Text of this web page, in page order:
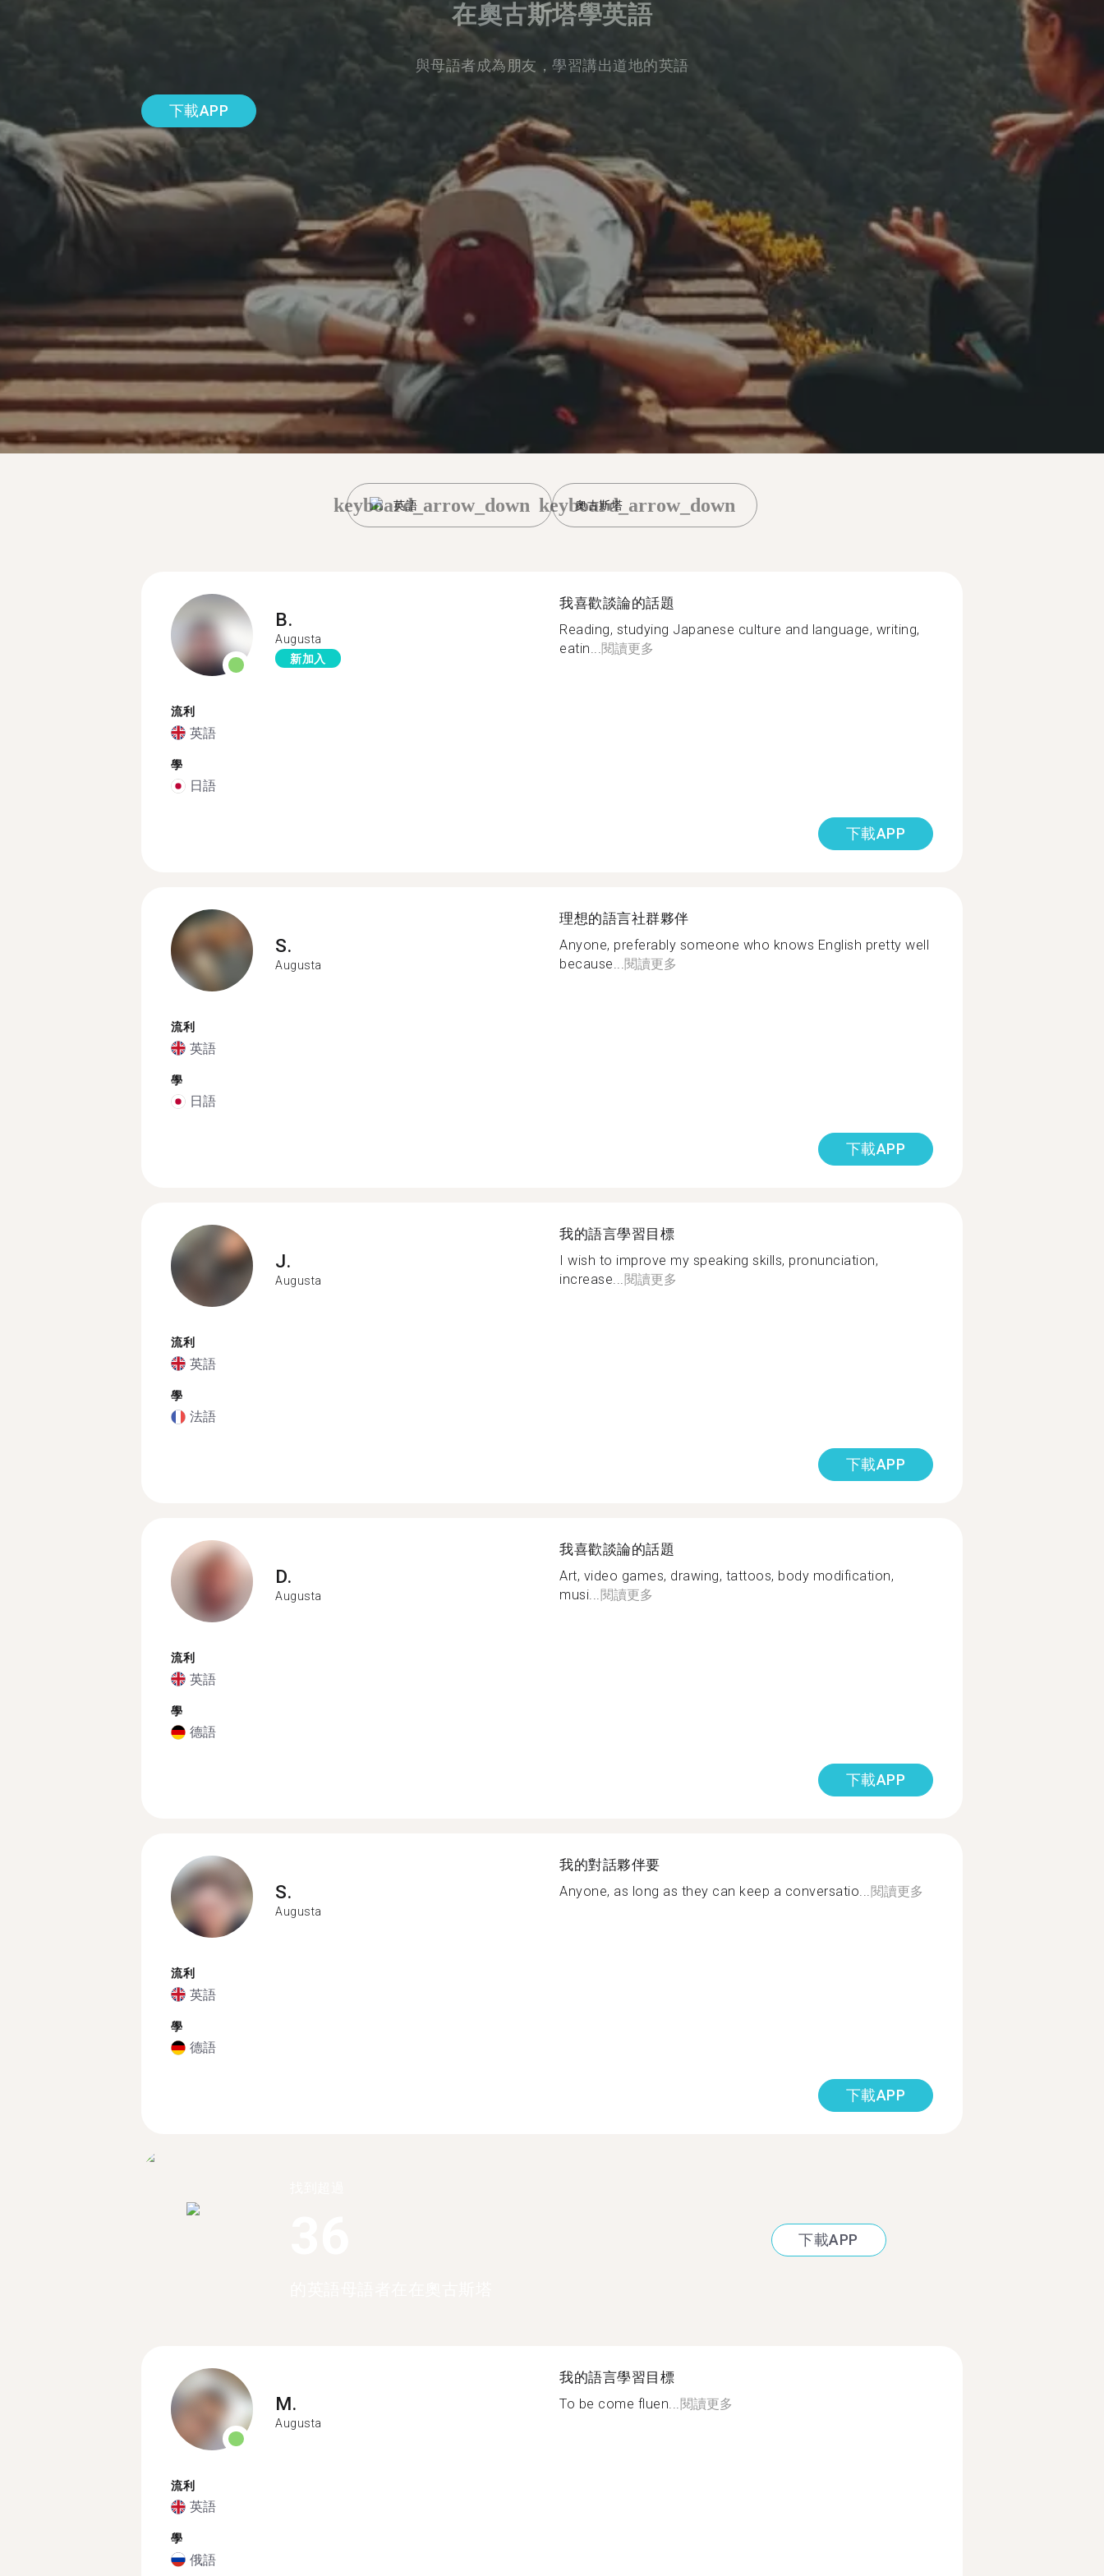
在奧古斯塔學英語
與母語者成為朋友，學習講出道地的英語
下載APP
英語
keyboard_arrow_down 奧古斯塔
keyboard_arrow_down
B.
Augusta
新加入
流利
英語
學
日語
我喜歡談論的話題
Reading, studying Japanese culture and language, writing,
eatin...閱讀更多
下載APP
S.
Augusta
流利
英語
學
日語
理想的語言社群夥伴
Anyone, preferably someone who knows English pretty well
because...閱讀更多
下載APP
J.
Augusta
流利
英語
學
法語
我的語言學習目標
I wish to improve my speaking skills, pronunciation,
increase...閱讀更多
下載APP
D.
Augusta
流利
英語
學
德語
我喜歡談論的話題
Art, video games, drawing, tattoos, body modification,
musi...閱讀更多
下載APP
S.
Augusta
流利
英語
學
德語
我的對話夥伴要
Anyone, as long as they can keep a conversatio...閱讀更多
下載APP
下載APP
M.
Augusta
流利
英語
學
俄語
我的語言學習目標
To be come fluen... 閱讀更多